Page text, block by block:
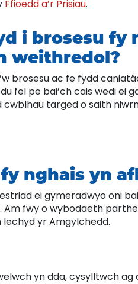
Ffioedd a’r Prisiau.
i brosesu fy
weithredol?
brosesu ac fe fydd
fel pe bai’ch cais wedi ei
targed o saith
nghais yn
ei gymeradwyo oni
fwy o wybodaeth
yr Amgylchedd.
yn dda, cysylltwch